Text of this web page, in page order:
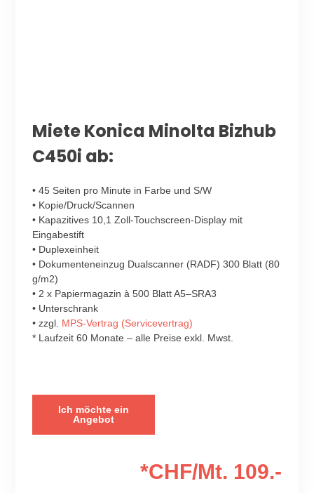
Miete Konica Minolta Bizhub
C450i ab:
• 45 Seiten pro Minute in Farbe und S/W
• Kopie/Druck/Scannen
• Kapazitives 10,1 Zoll-Touchscreen-Display mit
Eingabestift
• Duplexeinheit
• Dokumenteneinzug Dualscanner (RADF) 300 Blatt (80
g/m2)
• 2 x Papiermagazin à 500 Blatt A5–SRA3
• Unterschrank
• zzgl. MPS-Vertrag (Servicevertrag)
* Laufzeit 60 Monate – alle Preise exkl. Mwst.
Ich möchte ein
Angebot
*CHF/Mt. 109.-